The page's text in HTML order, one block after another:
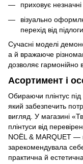
приховує
візуально
перехід від
Сучасні моделі
а й вражаюче
дозволяє гармонійно
Асортимент і
Обираючи плінтус під
який забезпечить
вигляд. У магазині
плінтуси від
NOËL & MARQUET —
зарекомендувала
практична й естетична.